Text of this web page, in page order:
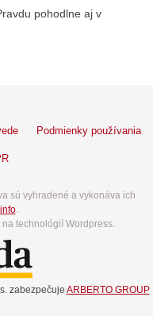
pohodlne aj v
Podmienky používania
sú vyhradené a vykonáva ich
.
technológií Wordpress.
zabezpečuje ARBERTO GROUP